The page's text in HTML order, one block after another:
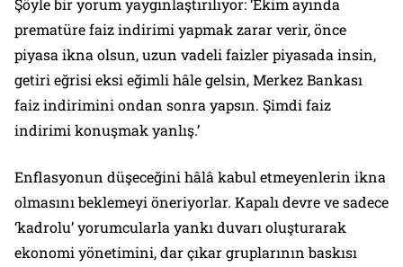
Şöyle bir yorum yaygınlaştırılıyor: ‘Ekim ayında
prematüre faiz indirimi yapmak zarar verir, önce
piyasa ikna olsun, uzun vadeli faizler piyasada insin,
getiri eğrisi eksi eğimli hâle gelsin, Merkez Bankası
faiz indirimini ondan sonra yapsın. Şimdi faiz
indirimi konuşmak yanlış.’
Enflasyonun düşeceğini hâlâ kabul etmeyenlerin ikna
olmasını beklemeyi öneriyorlar. Kapalı devre ve sadece
‘kadrolu’ yorumcularla yankı duvarı oluşturarak
ekonomi yönetimini, dar çıkar gruplarının baskısı